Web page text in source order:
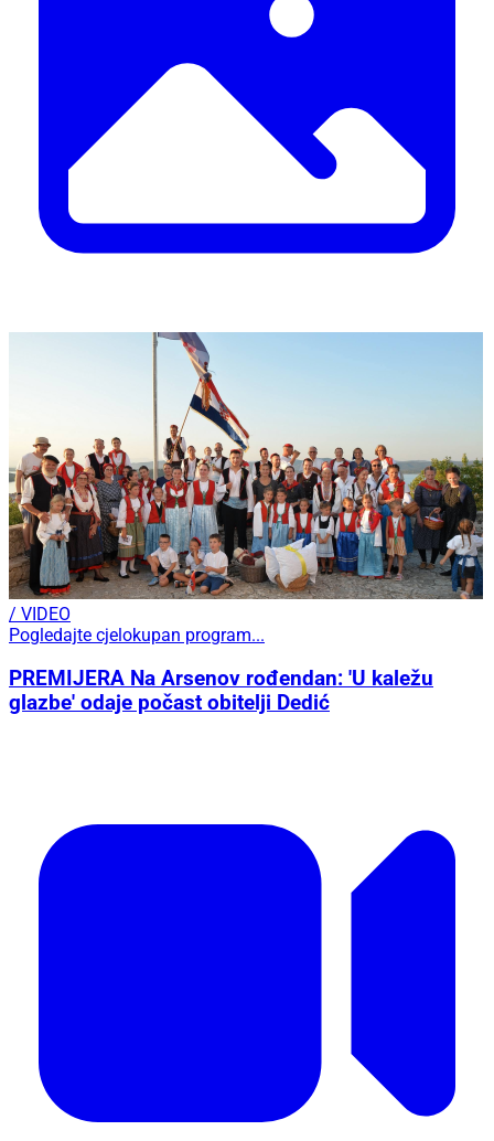
/ VIDEO
Pogledajte cjelokupan program...
PREMIJERA Na Arsenov rođendan: 'U kaležu
glazbe' odaje počast obitelji Dedić